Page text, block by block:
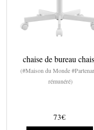
chaise de bureau
(#Maison du Monde
rémunéré)
73€